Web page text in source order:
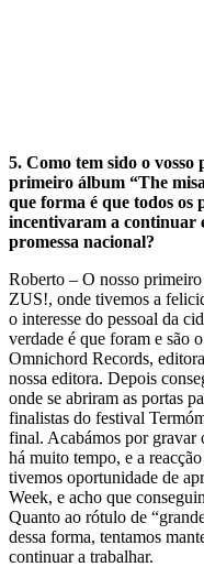
5. Como tem sido o vosso
primeiro álbum “The
que forma é que todos os
incentivaram a continuar
promessa nacional?
Roberto – O nosso
ZUS!, onde tivemos a
o interesse do pessoal da
verdade é que foram e são
Omnichord Records,
nossa editora. Depois
onde se abriram as portas
finalistas do festival
final. Acabámos por gravar
há muito tempo, e a
tivemos oportunidade de
Week, e acho que
Quanto ao rótulo de
dessa forma, tentamos
continuar a trabalhar.